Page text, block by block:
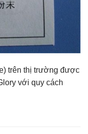
trên thị trường được
với quy cách